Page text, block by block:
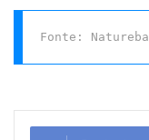
Fonte: Natureba